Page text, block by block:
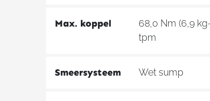
Max. koppel
68,0 Nm (6,9
tpm
Smeersysteem Wet sump